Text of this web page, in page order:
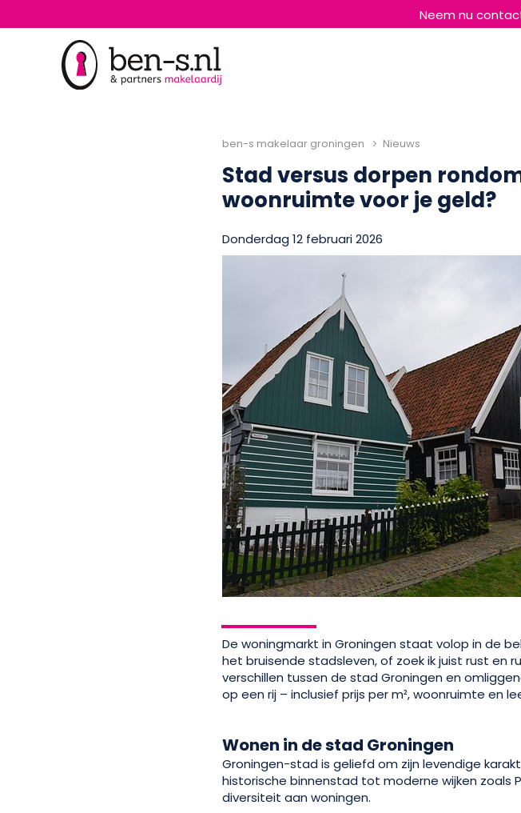
Neem nu
ben-s makelaar groningen Nieuws
Stad versus dorpen
woonruimte voor je geld?
Donderdag 12 februari 2026
De woningmarkt in Groningen staat volop in de
het bruisende stadsleven, of zoek ik juist rust en
verschillen tussen de stad Groningen en
op een rij – inclusief prijs per m², woonruimte en
Wonen in de stad Groningen
Groningen-stad is geliefd om zijn levendige
historische binnenstad tot moderne wijken zoals
diversiteit aan woningen.